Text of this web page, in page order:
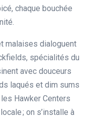
chaque bouchée
malaises dialoguent
spécialités du
avec douceurs
laqués et dim sums
Hawker Centers
; on s’installe à